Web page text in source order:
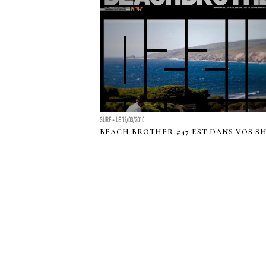
SURF - LE 12/03/2010
BEACH BROTHER #47 EST DANS VOS